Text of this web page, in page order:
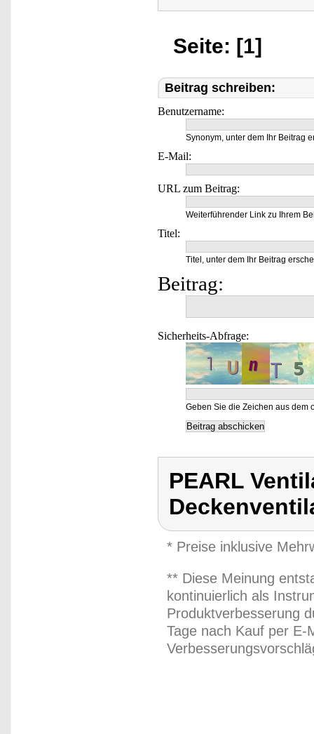
Seite: [1]
Beitrag schreiben:
Benutzername:
Synonym, unter dem Ihr Beitrag
E-Mail:
URL zum Beitrag:
Weiterführender Link zu Ihrem
Titel:
Titel, unter dem Ihr Beitrag
Beitrag:
Sicherheits-Abfrage:
Geben Sie die Zeichen aus dem
PEARL
* Preise inklusive
** Diese Meinung
kontinuierlich als
Produktverbesserung
Tage nach Kauf per E-